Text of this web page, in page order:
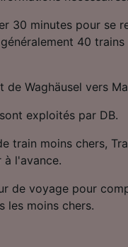
30 minutes pour se
40
Waghäusel vers
exploités par DB.
train moins chers,
à l'avance.
de voyage pour
les moins chers.